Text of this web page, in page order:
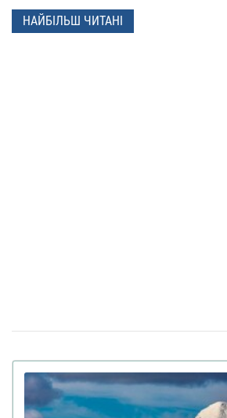
Поліція Мексики кілька
25-річній дівчині провели
23 березня 10:14 Світ на межі голоду
колапс на ринку добрив
НАЙБІЛЬШ ЧИТАНІ